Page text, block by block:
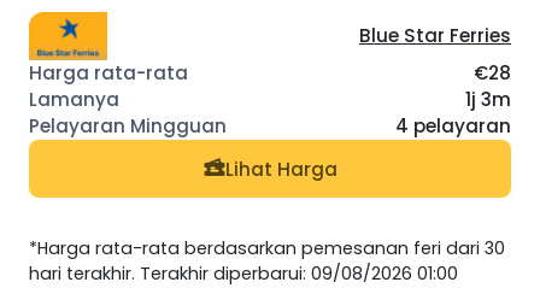
Blue Star Ferries
€28
1j 3m
4 pelayaran
Lihat Harga
*Harga rata-rata berdasarkan pemesanan feri dari 30
hari terakhir. Terakhir diperbarui: 09/08/2026 01:00